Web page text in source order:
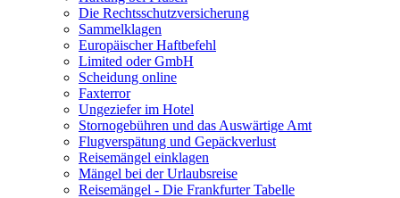
Die Rechtsschutzversicherung
Sammelklagen
Europäischer Haftbefehl
Limited oder GmbH
Scheidung online
Faxterror
Ungeziefer im Hotel
Stornogebühren und das Auswärtige Amt
Flugverspätung und Gepäckverlust
Reisemängel einklagen
Mängel bei der Urlaubsreise
Reisemängel - Die Frankfurter Tabelle